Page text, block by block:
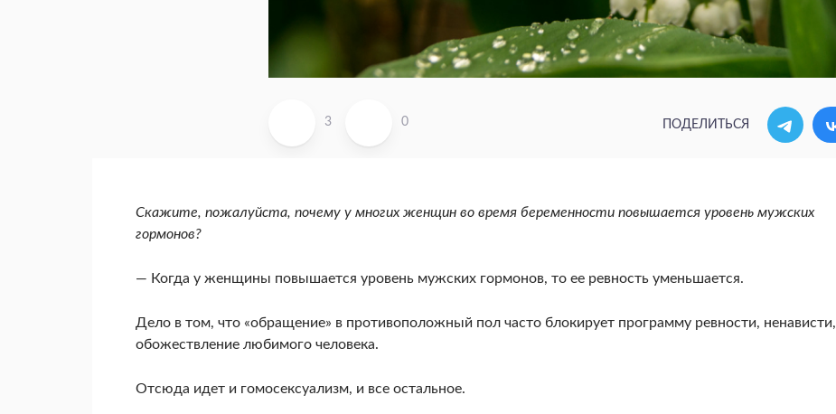
3 0 ПОДЕЛИТЬСЯ
Скажите, пожалуйста, почему у многих жен­щин во время беременности повышается уро­вень мужских
гормонов?
— Когда у женщины повышается уровень муж­ских гормонов, то ее ревность уменьшается.
Дело в том, что «обращение» в противоположный пол часто блокирует программу ревности, ненависти,
обожествление любимого человека.
Отсюда идет и гомосексуализм, и все остальное.